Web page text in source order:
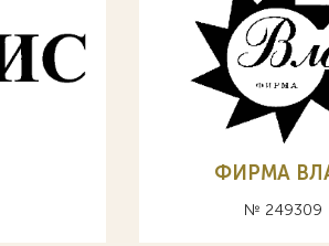
ФИРМА
№ 249309